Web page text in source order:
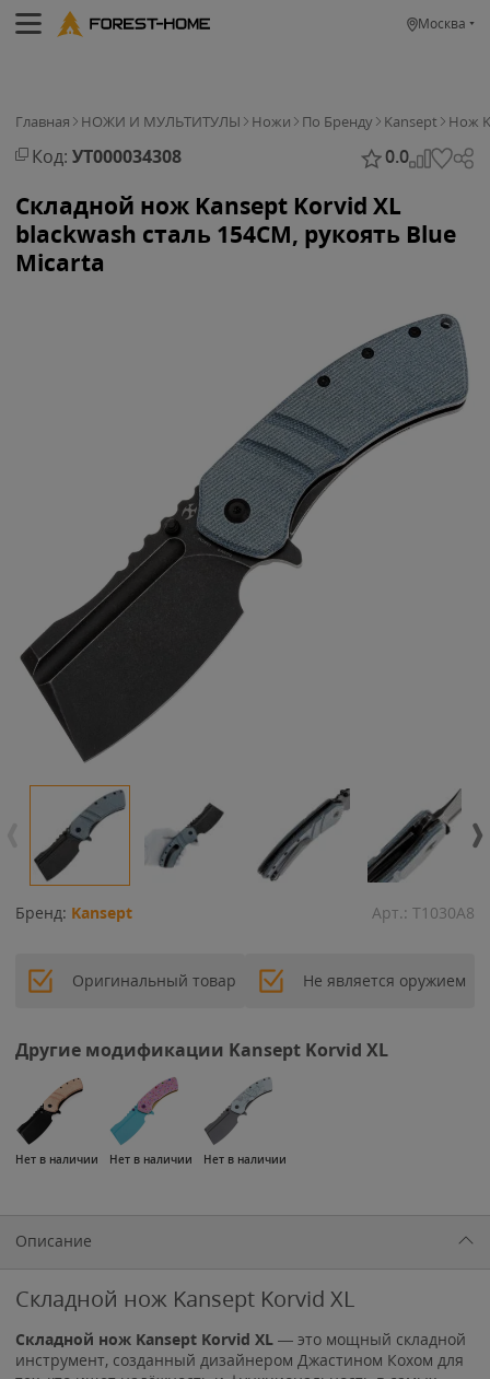
Москва
Главная НОЖИ И МУЛЬТИТУЛЫ Ножи По Бренду Kansept Нож
Код: УТ000034308 0.0
Складной нож Kansept Korvid XL
blackwash сталь 154CM, рукоять Blue
Micarta
Бренд: Kansept Арт.: T1030A8
Оригинальный товар Не является оружием
Другие модификации Kansept Korvid XL
Нет в наличии Нет в наличии Нет в наличии
Описание
Складной нож Kansept Korvid XL
Складной нож Kansept Korvid XL — это мощный складной
инструмент, созданный дизайнером Джастином Кохом для